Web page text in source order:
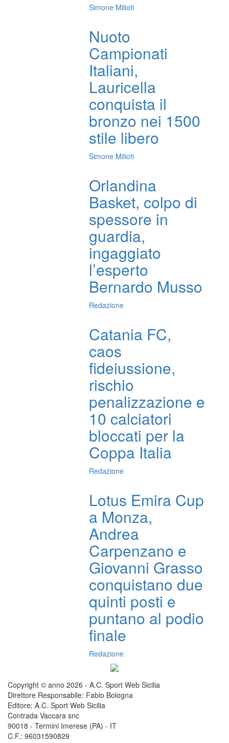
Simone Milioti
Nuoto
Campionati
Italiani,
Lauricella
conquista il
bronzo nei 1500
stile libero
Simone Milioti
Orlandina
Basket, colpo di
spessore in
guardia,
ingaggiato
l’esperto
Bernardo Musso
Redazione
Catania FC,
caos
fideiussione,
rischio
penalizzazione e
10 calciatori
bloccati per la
Coppa Italia
Redazione
Lotus Emira Cup
a Monza,
Andrea
Carpenzano e
Giovanni Grasso
conquistano due
quinti posti e
puntano al podio
finale
Redazione
Copyright © anno 2026 - A.C. Sport Web Sicilia
Direttore Responsabile: Fabio Bologna
Editore: A.C. Sport Web Sicilia
Contrada Vaccara snc
90018 - Termini Imerese (PA) - IT
C.F.: 96031590829